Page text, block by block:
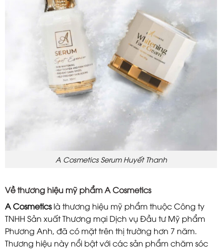
A Cosmetics Serum Huyết Thanh
Về thương hiệu mỹ phẩmA Cosmetics
A Cosmeticslà thương hiệu mỹ phẩm thuộc Công ty
TNHH Sản xuất Thương mại Dịch vụ Đầu tư Mỹ phẩm
Phương Anh, đã có mặt trên thị trường hơn 7 năm.
Thương hiệu này nổi bật với các sản phẩm chăm sóc